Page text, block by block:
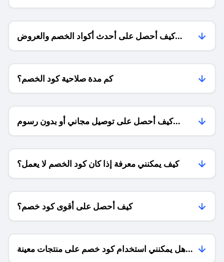
كيف أحصل على أحدث أكواد الخصم والعروض
للمتاجر؟
كم مدة صلاحية كود الخصم؟
كيف أحصل على توصيل مجاني أو بدون رسوم
الشحن ؟
كيف يمكنني معرفة إذا كان كود الخصم لا يعمل؟
كيف أحصل على أقوى كود خصم؟
هل يمكنني استخدام كود خصم على منتجات معينة